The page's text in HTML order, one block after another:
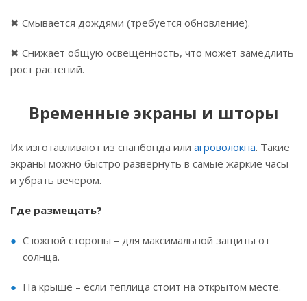
✖ Смывается дождями (требуется обновление).
✖ Снижает общую освещенность, что может замедлить
рост растений.
Временные экраны и шторы
Их изготавливают из спанбонда или агроволокна. Такие
экраны можно быстро развернуть в самые жаркие часы
и убрать вечером.
Где размещать?
С южной стороны – для максимальной защиты от
солнца.
На крыше – если теплица стоит на открытом месте.